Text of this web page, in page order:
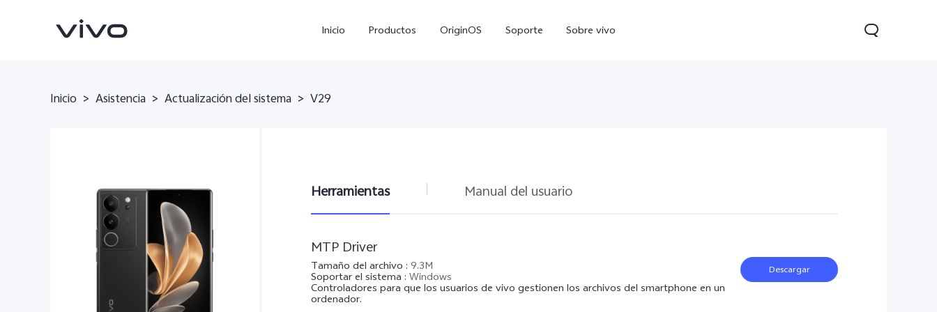
Inicio Productos OriginOS Soporte Sobre vivo
X300 Pro
Inicio > Asistencia > Actualización del sistema > V29
Herramientas Manual del usuario
MTP Driver
Tamaño del archivo : 9.3M
Soportar el sistema : Windows
Controladores para que los usuarios de vivo gestionen los archivos del smartphone en un
ordenador.
Descargar